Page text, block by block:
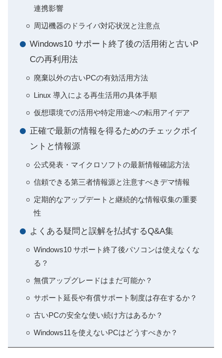
連携影響
周辺機器のドライバ対応状況と注意点
Windows10 サポート終了後の活用術と古いP
Cの再利用法
廃棄以外の古いPCの有効活用方法
Linux 導入による再生活用の具体手順
仮想環境での活用や特定用途への転用アイデア
正確で最新の情報を得るためのチェックポイ
ントと情報源
公式発表・マイクロソフトの最新情報確認方法
信頼できる第三者情報源と注意すべきデマ情報
定期的なアップデートと継続的な情報収集の重要
性
よくある疑問と誤解を払拭するQ&A集
Windows10 サポート終了後パソコンは使えなくな
る？
無償アップグレードはまだ可能か？
サポート延長や有償サポート制度は存在するか？
古いPCの安全な使い続け方はあるか？
Windows11を使えないPCはどうすべきか？